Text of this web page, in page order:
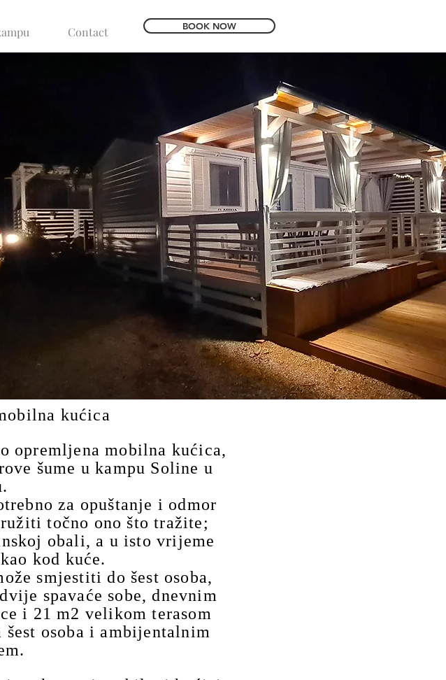
Contact BOOK NOW
kućica​
opremljena mobilna kućica,
šume u kampu Soline u
za opuštanje i odmor
točno ono što tražite;
obali, a u isto vrijeme
kod kuće.​
smjestiti do šest osoba,
spavaće sobe, dnevnim
i 21 m2 velikom terasom
osoba i ambijentalnim